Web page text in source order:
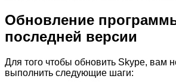
Обновление
последней версии
Для того чтобы обновить Skype, вам
выполнить следующие шаги: